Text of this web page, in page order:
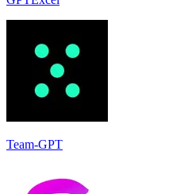
Team-GPT